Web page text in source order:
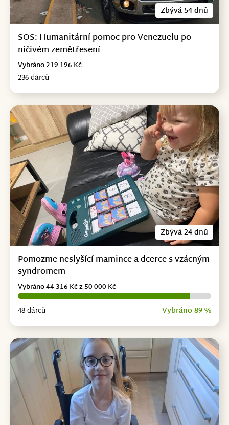
Zbývá 54 dnů
SOS: Humanitární pomoc pro Venezuelu po
ničivém zemětřesení
236 dárců
Vybráno 219 196 Kč
Zbývá 24 dnů
Pomozme neslyšící mamince a dcerce s vzácným
syndromem
48 dárců Vybráno 89 %
Vybráno 44 316 Kč z 50 000 Kč